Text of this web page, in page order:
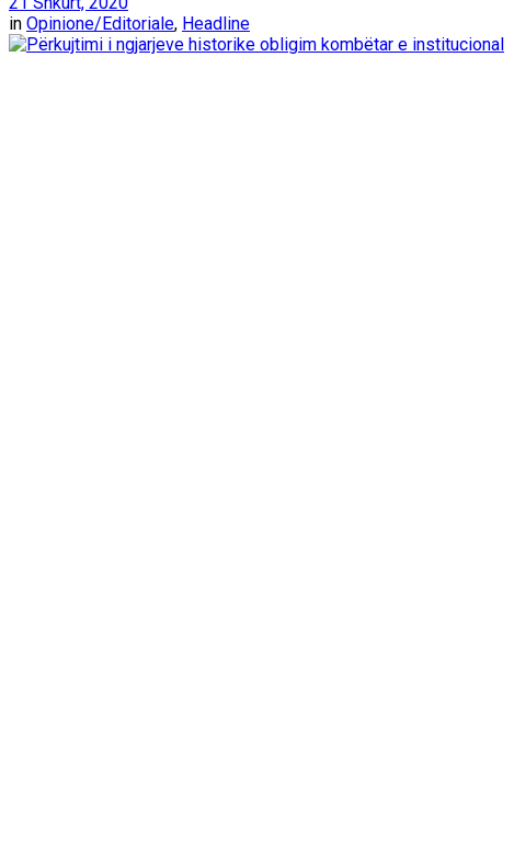
in Opinione/Editoriale, Headline